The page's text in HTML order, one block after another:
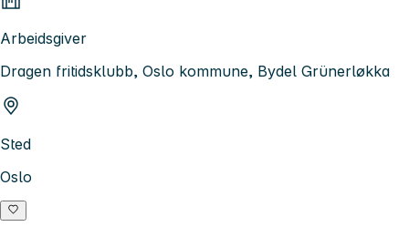
Arbeidsgiver
Dragen fritidsklubb, Oslo kommune, Bydel Grünerløkka
Sted
Oslo